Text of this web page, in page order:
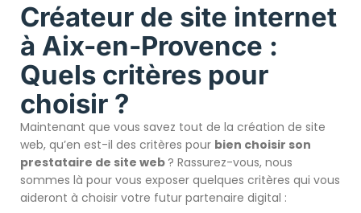
Créateur de site internet
à Aix-en-Provence :
Quels critères pour
choisir ?
Maintenant que vous savez tout de la création de site
web, qu’en est-il des critères pour bien choisir son
prestataire de site web ? Rassurez-vous, nous
sommes là pour vous exposer quelques critères qui vous
aideront à choisir votre futur partenaire digital :